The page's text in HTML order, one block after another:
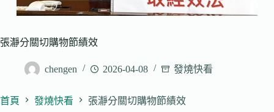
張瀞分關切購物節績效
chengen 2026-04-08 發燒快看
首頁 發燒快看 張瀞分關切購物節績效